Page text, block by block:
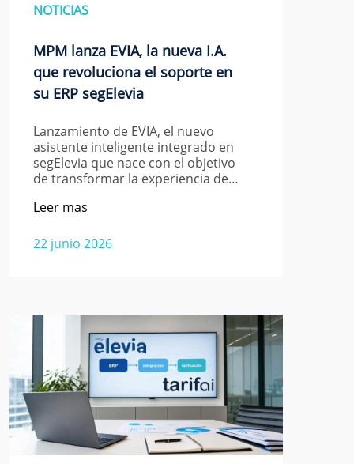
NOTICIAS
MPM lanza EVIA, la nueva I.A.
que revoluciona el soporte en
su ERP segElevia
Lanzamiento de EVIA, el nuevo
asistente inteligente integrado en
segElevia que nace con el objetivo
de transformar la experiencia de…
22 junio 2026
Leer mas